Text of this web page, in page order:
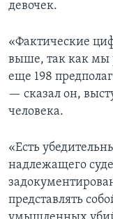
девочек.
«Фактические
выше, так как мы
еще 198
— сказал он,
человека.
«Есть
надлежащего
представлять